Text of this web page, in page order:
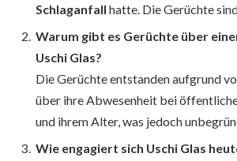
Schlaganfall hatte. Die Gerüchte
Warum gibt es Gerüchte über
Uschi Glas?
Die Gerüchte entstanden aufgrund
über ihre Abwesenheit bei
und ihrem Alter, was jedoch
Wie engagiert sich Uschi Glas